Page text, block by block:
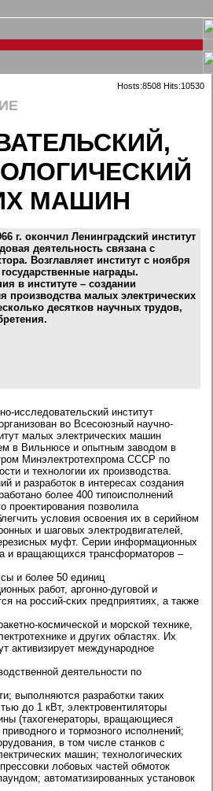
Hosts:8508 Hits:10530
МАШИН
г. окончил Ленинградский институт
деятельность связана с
Возглавляет институт с ноября
награды.
в институте – создании
производства малых электрических
десятков научных трудов,
исследовательский институт
во Всесоюзный научно-
малых электрических машин
в Вильнюсе и опытным заводом в
Минэлектротехпрома СССР по
и технологии их производства.
и разработок в интересах создания
более 400 типоисполнений
проектирования позволила
условия освоения их в серийном
и шаговых электродвигателей,
муфт. Серии информационных
и вращающихся трансформаторов –
и более 50 единиц
работ, аргонно-дуговой и
на россий-ских предприятиях, а также
космической и морской технике,
и других областях. Их
активизирует международное
деятельности по
выполняются разработки таких
до 1 кВт, электровентиляторы
(тахогенераторы, вращающиеся
и тормозного исполнений;
в том числе станков с
машин; технологических
лобовых частей обмоток
автоматизированных установок